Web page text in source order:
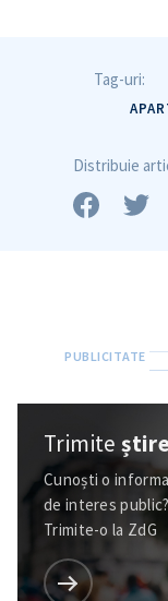
Tag-uri:
Distribuie
Trimite
Cunoști o
de interes public?
Trimite-o la ZdG
Nume
+
Telefon
+